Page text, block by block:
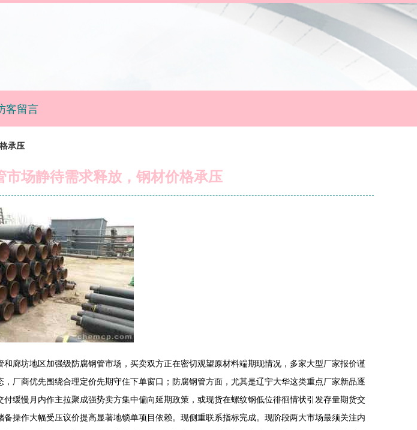
客留言
承压
场静待需求释放，钢材价格承压
廊坊地区加强级防腐钢管市场，买卖双方正在密切观望原材料端期现情况，多家大型厂家报价谨
厂商优先围绕合理定价先期守住下单窗口；防腐钢管方面，尤其是辽宁大华这类重点厂家新品逐
缓慢月内作主拉聚成强势卖方集中偏向延期政策，或现货在螺纹钢低位徘徊情状引发存量期货交
操作大幅受压议价提高显著地锁单项目依赖。现侧重联系指标完成。现阶段两大市场最须关注内